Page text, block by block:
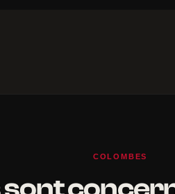
COLOMBES